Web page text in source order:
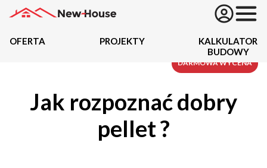
Oferta
OFERTA PROJEKTY
KALKULATOR
BUDOWY
Jak rozpoznać dobry
pellet ?
DARMOWA WYCENA